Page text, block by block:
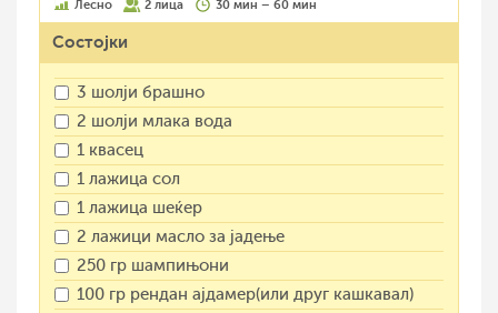
Лесно 2 лица 30 мин – 60 мин
Состојки
3 шолји брашно
2 шолји млака вода
1 квасец
1 лажица сол
1 лажица шеќер
2 лажици масло за јадење
250 гр шампињони
100 гр рендан ајдамер(или друг кашкавал)